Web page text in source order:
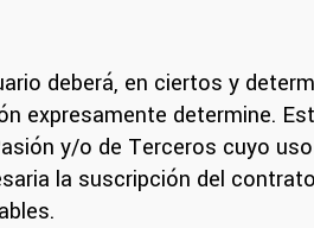
deberá, en ciertos y
expresamente determine.
y/o de Terceros cuyo
la suscripción del